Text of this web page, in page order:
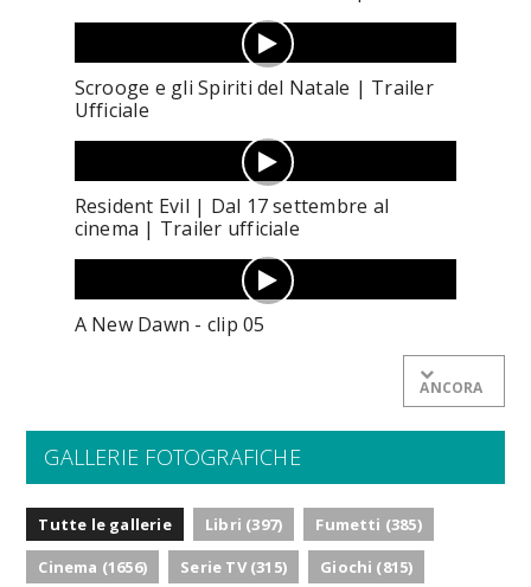
Scrooge e gli Spiriti del Natale | Trailer
Ufficiale
Resident Evil | Dal 17 settembre al
cinema | Trailer ufficiale
A New Dawn - clip 05
ANCORA
GALLERIE FOTOGRAFICHE
Tutte le gallerie Libri (397)
Fumetti (385)
Cinema (1656)
Serie TV (315)
Giochi (815)